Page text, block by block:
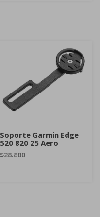
Soporte Garmin Edge
520 820 25 Aero
$28.880